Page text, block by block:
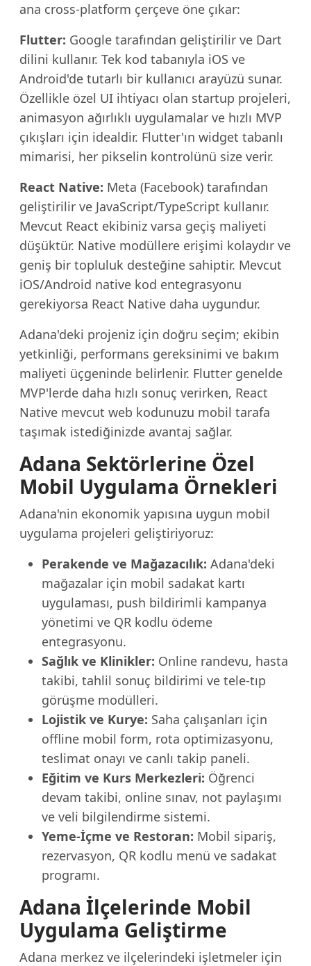
ana cross-platform çerçeve öne çıkar:
Flutter: Google tarafından geliştirilir ve Dart
dilini kullanır. Tek kod tabanıyla iOS ve
Android'de tutarlı bir kullanıcı arayüzü sunar.
Özellikle özel UI ihtiyacı olan startup projeleri,
animasyon ağırlıklı uygulamalar ve hızlı MVP
çıkışları için idealdir. Flutter'ın widget tabanlı
mimarisi, her pikselin kontrolünü size verir.
React Native: Meta (Facebook) tarafından
geliştirilir ve JavaScript/TypeScript kullanır.
Mevcut React ekibiniz varsa geçiş maliyeti
düşüktür. Native modüllere erişimi kolaydır ve
geniş bir topluluk desteğine sahiptir. Mevcut
iOS/Android native kod entegrasyonu
gerekiyorsa React Native daha uygundur.
Adana'deki projeniz için doğru seçim; ekibin
yetkinliği, performans gereksinimi ve bakım
maliyeti üçgeninde belirlenir. Flutter genelde
MVP'lerde daha hızlı sonuç verirken, React
Native mevcut web kodunuzu mobil tarafa
taşımak istediğinizde avantaj sağlar.
Adana Sektörlerine Özel
Mobil Uygulama Örnekleri
Adana'nin ekonomik yapısına uygun mobil
uygulama projeleri geliştiriyoruz:
Perakende ve Mağazacılık: Adana'deki
mağazalar için mobil sadakat kartı
uygulaması, push bildirimli kampanya
yönetimi ve QR kodlu ödeme
entegrasyonu.
Sağlık ve Klinikler: Online randevu, hasta
takibi, tahlil sonuç bildirimi ve tele-tıp
görüşme modülleri.
Lojistik ve Kurye: Saha çalışanları için
offline mobil form, rota optimizasyonu,
teslimat onayı ve canlı takip paneli.
Eğitim ve Kurs Merkezleri: Öğrenci
devam takibi, online sınav, not paylaşımı
ve veli bilgilendirme sistemi.
Yeme-İçme ve Restoran: Mobil sipariş,
rezervasyon, QR kodlu menü ve sadakat
programı.
Adana İlçelerinde Mobil
Uygulama Geliştirme
Adana merkez ve ilçelerindeki işletmeler için